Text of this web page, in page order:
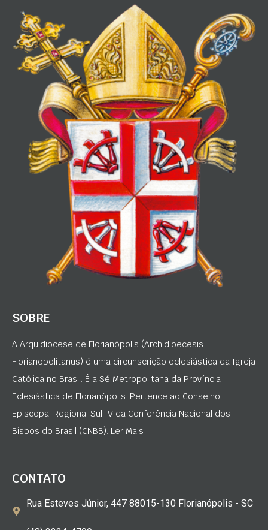
SOBRE
A Arquidiocese de Florianópolis (Archidioecesis
Florianopolitanus) é uma circunscrição eclesiástica da Igreja
Católica no Brasil. É a Sé Metropolitana da Província
Eclesiástica de Florianópolis. Pertence ao Conselho
Episcopal Regional Sul IV da Conferência Nacional dos
Bispos do Brasil (CNBB). Ler Mais
CONTATO
Rua Esteves Júnior, 447 88015-130 Florianópolis - SC